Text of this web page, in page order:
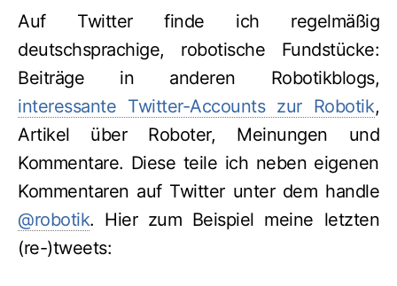
Auf Twitter finde ich regelmäßig
deutschsprachige, robotische Fundstücke:
Beiträge in anderen Robotikblogs,
interessante Twitter-Accounts zur Robotik,
Artikel über Roboter, Meinungen und
Kommentare. Diese teile ich neben eigenen
Kommentaren auf Twitter unter dem handle
@robotik. Hier zum Beispiel meine letzten
(re-)tweets: